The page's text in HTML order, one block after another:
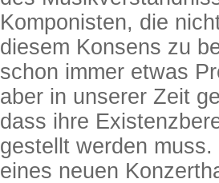
Komponisten, die
diesem Konsens zu
schon immer etwas
aber in unserer Zeit
dass ihre
gestellt werden
eines neuen